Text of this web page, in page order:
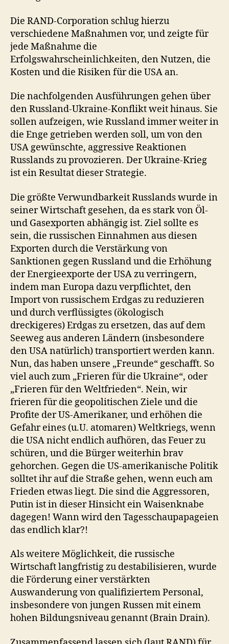
Die RAND-Corporation schlug hierzu
verschiedene Maßnahmen vor, und zeigte für
jede Maßnahme die
Erfolgswahrscheinlichkeiten, den Nutzen, die
Kosten und die Risiken für die USA an.
Die nachfolgenden Ausführungen gehen über
den Russland-Ukraine-Konflikt weit hinaus. Sie
sollen aufzeigen, wie Russland immer weiter in
die Enge getrieben werden soll, um von den
USA gewünschte, aggressive Reaktionen
Russlands zu provozieren. Der Ukraine-Krieg
ist ein Resultat dieser Strategie.
Die größte Verwundbarkeit Russlands wurde in
seiner Wirtschaft gesehen, da es stark von Öl-
und Gasexporten abhängig ist. Ziel sollte es
sein, die russischen Einnahmen aus diesen
Exporten durch die Verstärkung von
Sanktionen gegen Russland und die Erhöhung
der Energieexporte der USA zu verringern,
indem man Europa dazu verpflichtet, den
Import von russischem Erdgas zu reduzieren
und durch verflüssigtes (ökologisch
dreckigeres) Erdgas zu ersetzen, das auf dem
Seeweg aus anderen Ländern (insbesondere
den USA natürlich) transportiert werden kann.
Nun, das haben unsere „Freunde“ geschafft. So
viel auch zum „Frieren für die Ukraine“, oder
„Frieren für den Weltfrieden“. Nein, wir
frieren für die geopolitischen Ziele und die
Profite der US-Amerikaner, und erhöhen die
Gefahr eines (u.U. atomaren) Weltkriegs, wenn
die USA nicht endlich aufhören, das Feuer zu
schüren, und die Bürger weiterhin brav
gehorchen. Gegen die US-amerikanische Politik
solltet ihr auf die Straße gehen, wenn euch am
Frieden etwas liegt. Die sind die Aggressoren,
Putin ist in dieser Hinsicht ein Waisenknabe
dagegen! Wann wird den Tagesschaupapageien
das endlich klar?!
Als weitere Möglichkeit, die russische
Wirtschaft langfristig zu destabilisieren, wurde
die Förderung einer verstärkten
Auswanderung von qualifiziertem Personal,
insbesondere von jungen Russen mit einem
hohen Bildungsniveau genannt (Brain Drain).